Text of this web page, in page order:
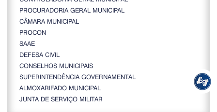
PROCURADORIA GERAL MUNICIPAL
CÂMARA MUNICIPAL
PROCON
SAAE
DEFESA CIVIL
CONSELHOS MUNICIPAIS
SUPERINTENDÊNCIA GOVERNAMENTAL
ALMOXARIFADO MUNICIPAL
JUNTA DE SERVIÇO MILITAR